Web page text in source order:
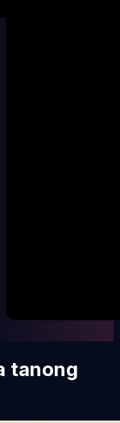
tanong